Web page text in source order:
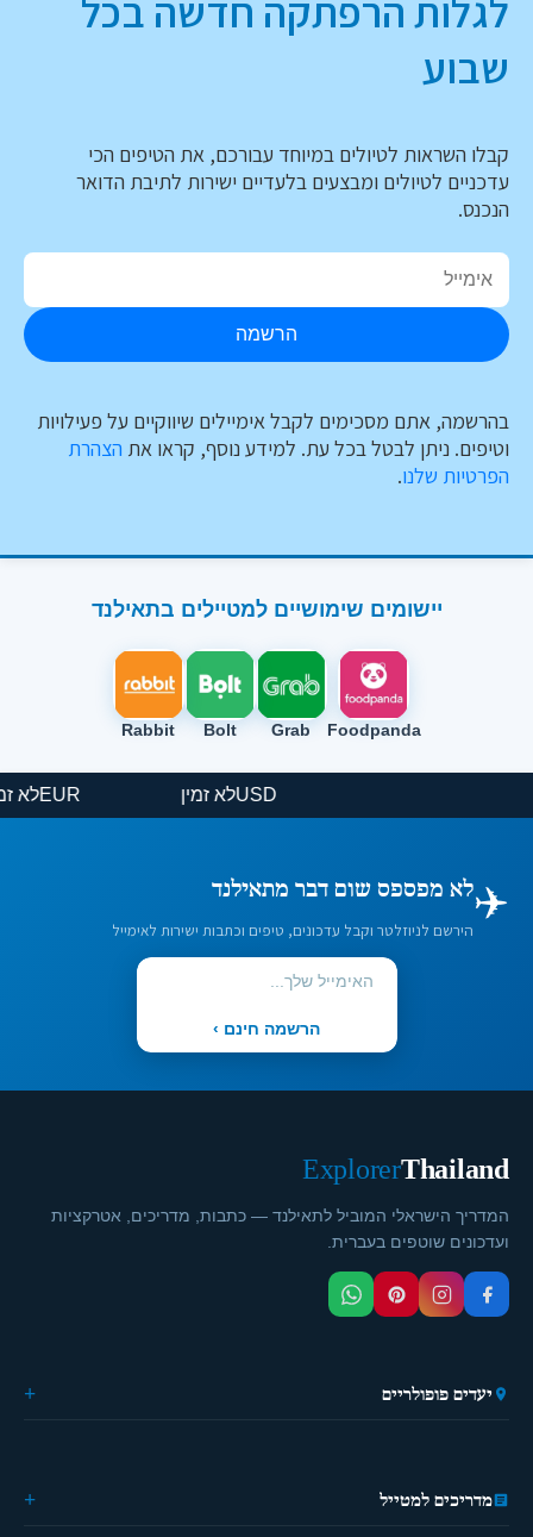
לגלות הרפתקה חדשה בכל
שבוע
קבלו השראות לטיולים במיוחד עבורכם, את הטיפים הכי
עדכניים לטיולים ומבצעים בלעדיים ישירות לתיבת הדואר
הנכנס.
הרשמה
בהרשמה, אתם מסכימים לקבל אימיילים שיווקיים על פעילויות
וטיפים. ניתן לבטל בכל עת. למידע נוסף, קראו את הצהרת
הפרטיות שלנו.
יישומים שימושיים למטיילים בתאילנד
Foodpanda
Grab
Bolt
Rabbit
USDלא זמין EURלא
✈️לא מפספס שום דבר מתאילנד
הירשם לניוזלטר וקבל עדכונים, טיפים וכתבות ישירות לאימייל
הרשמה חינם ›
Thailand
Explorer
המדריך הישראלי המוביל לתאילנד — כתבות, מדריכים, אטרקציות
ועדכונים שוטפים בעברית.
יעדים פופולריים
🎭 פאטייה
⛵ קראבי
מדריכים למטייל